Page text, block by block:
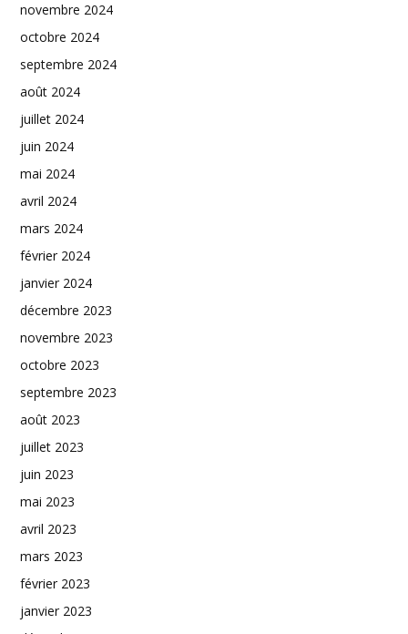
novembre 2024
octobre 2024
septembre 2024
août 2024
juillet 2024
juin 2024
mai 2024
avril 2024
mars 2024
février 2024
janvier 2024
décembre 2023
novembre 2023
octobre 2023
septembre 2023
août 2023
juillet 2023
juin 2023
mai 2023
avril 2023
mars 2023
février 2023
janvier 2023